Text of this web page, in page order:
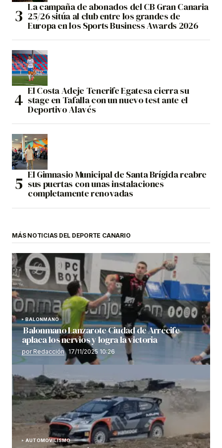
La campaña de abonados del CB Gran Canaria
25/26 sitúa al club entre los grandes de
Europa en los Sports Business Awards 2026
El Costa Adeje Tenerife Egatesa cierra su
stage en Tafalla con un nuevo test ante el
Deportivo Alavés
El Gimnasio Municipal de Santa Brígida reabre
sus puertas con unas instalaciones
completamente renovadas
MÁS NOTICIAS DEL DEPORTE CANARIO
BALONMANO
Balonmano Lanzarote Ciudad de Arrecife
aplaca los nervios y logra la victoria
por Redacción 17/11/2025 10:26
AUTOMOVILISMO